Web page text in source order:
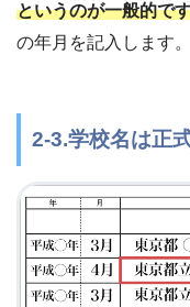
というのが一般的で
の年月を記入します。
2-3.学校名は正